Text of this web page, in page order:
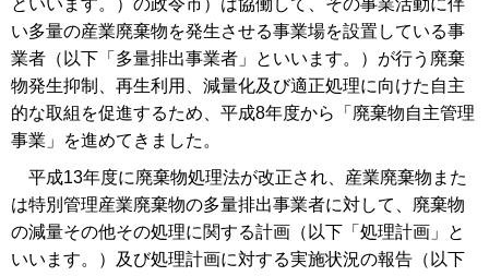
い多量の産業廃棄物を発生させる事業場を設置している事
業者（以下「多量排出事業者」といいます。）が行う廃棄
物発生抑制、再生利用、減量化及び適正処理に向けた自主
的な取組を促進するため、平成8年度から「廃棄物自主管理
事業」を進めてきました。
平成13年度に廃棄物処理法が改正され、産業廃棄物また
は特別管理産業廃棄物の多量排出事業者に対して、廃棄物
の減量その他その処理に関する計画（以下「処理計画」と
いいます。）及び処理計画に対する実施状況の報告（以下